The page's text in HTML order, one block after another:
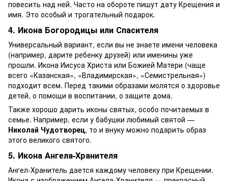
повесить над ней. Часто на обороте пишут дату Крещения и
имя. Это особый и трогательный подарок.
4. Икона Богородицы или Спасителя
Универсальный вариант, если вы не знаете имени человека
(например, дарите ребенку друзей) или именины уже
прошли. Икона Иисуса Христа или Божией Матери (чаще
всего «Казанская», «Владимирская», «Семистрельная»)
подходит всем. Перед такими образами молятся о здоровье
детей, о помощи в воспитании, о защите дома.
Также хорошо дарить иконы святых, особо почитаемых в
семье. Например, если у бабушки любимый святой —
Николай Чудотворец, то и внуку можно подарить образ
этого великого святого.
5. Икона Ангела-Хранителя
Ангел-Хранитель дается каждому человеку при Крещении.